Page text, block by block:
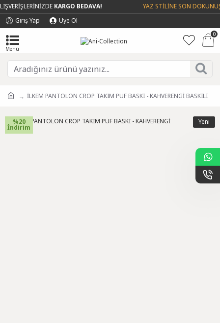
KARGO BEDAVA!
YAZ STİLİNE SON DOKUNUŞ
Giriş Yap
Üye Ol
0
İLKEM PANTOLON CROP TAKIM PUF BASKI - KAHVERENGİ BASKILI
Yeni
%20
İndirim